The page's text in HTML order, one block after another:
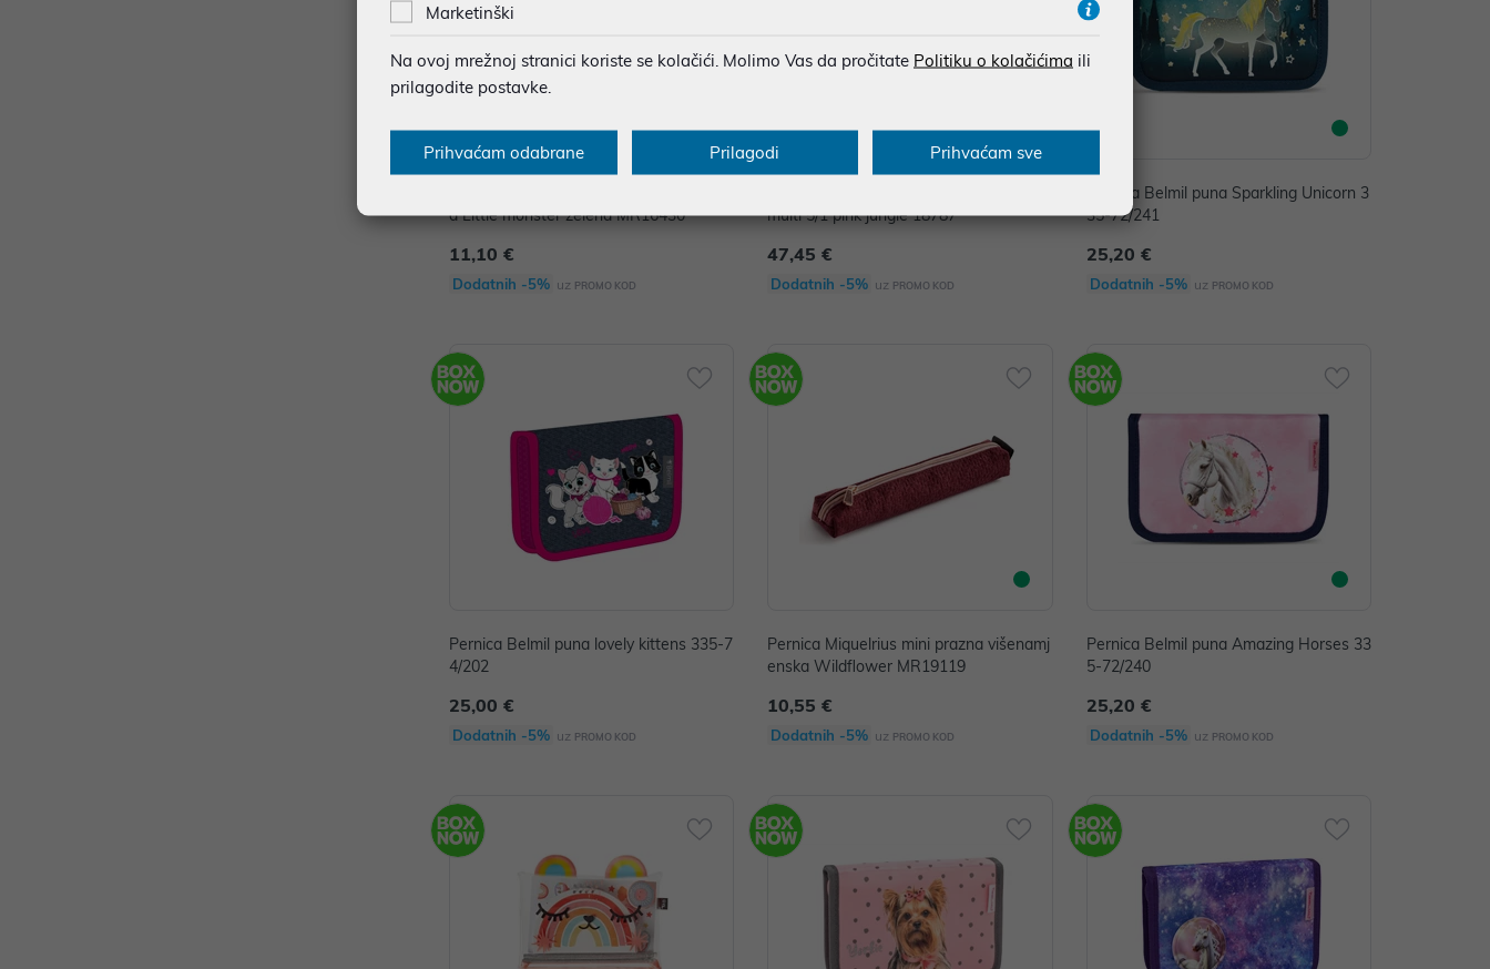
a Little monster zelena MR16430
11,10 €
Dodatnih -5% uz PROMO KOD
multi 5/1 pink jungle 18787
47,45 €
Dodatnih -5% uz PROMO KOD
Pernica Belmil puna Sparkling Unicorn 3
35-72/241
25,20 €
Dodatnih -5% uz PROMO KOD
Pernica Belmil puna lovely kittens 335-7
4/202
25,00 €
Dodatnih -5% uz PROMO KOD
Pernica Miquelrius mini prazna višenamj
enska Wildflower MR19119
10,55 €
Dodatnih -5% uz PROMO KOD
Pernica Belmil puna Amazing Horses 33
5-72/240
25,20 €
Dodatnih -5% uz PROMO KOD
Marketinški
Na ovoj mrežnoj stranici koriste se kolačići. Molimo Vas da pročitate Politiku o kolačićima ili
prilagodite postavke.
Prihvaćam odabrane Prilagodi Prihvaćam sve